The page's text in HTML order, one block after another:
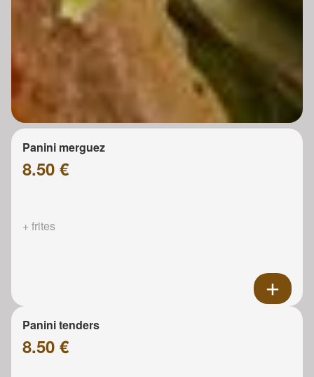
Panini merguez
8.50 €
+ frites
Panini tenders
8.50 €